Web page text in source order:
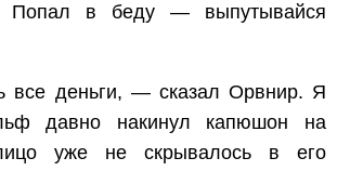
Попал в беду — выпутывайся
все деньги, — сказал Орвнир. Я
давно накинул капюшон на
уже не скрывалось в его